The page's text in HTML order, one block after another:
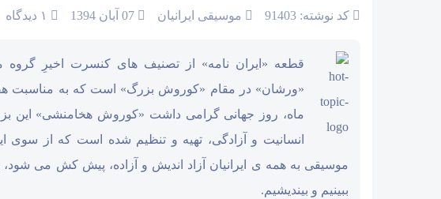
کد نوشته: 91403 موسیقی ایرانیان ۱ دیدگاه
قطعه «ایران نامه» از تصنیف های کنسرت اخیرِ گروه
«ورشان» در مقام «کوروش بزرگ» است که به مناسبت
ماه، روز جهانی گرامی داشت «کوروش هخامنشی» این
انسانیت و آزادگی، تهیه و تنظیم شده است که از سوی
موسیقی به همه ی ایرانیان آزاد اندیش و آزاده، پیش کش می شود،
ببینیم و بیندیشیم.